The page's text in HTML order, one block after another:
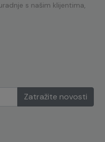
s našim klijentima,
Zatražite novosti